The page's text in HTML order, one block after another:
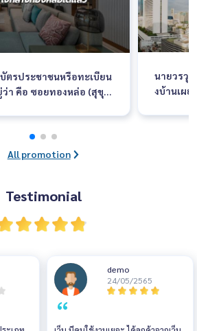
บัตรประชาชนหรือทะเบียน
ว่า คือ ซอยทองหล่อ (สุขุม
อนโดหรือบ้านอยู่ในซอยนี้
อกฐานะและรสนิยมทาง
ย่างดี
นายวรวุ
งบ้านเผย
งาน ระห
All promotion
Testimonial
demo
24/05/2565